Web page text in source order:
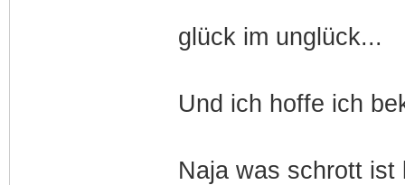
glück im unglück...
Und ich hoffe ich
Naja was schrott ist